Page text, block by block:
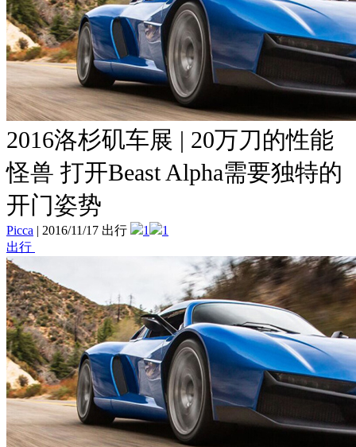
2016洛杉矶车展 | 20万刀的性能
怪兽 打开Beast Alpha需要独特的
开门姿势
Picca | 2016/11/17 出行 1
1
出行